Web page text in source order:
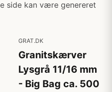
side kan være genereret
GRAT.DK
Granitskærver
Lysgrå 11/16 mm
- Big Bag ca. 500